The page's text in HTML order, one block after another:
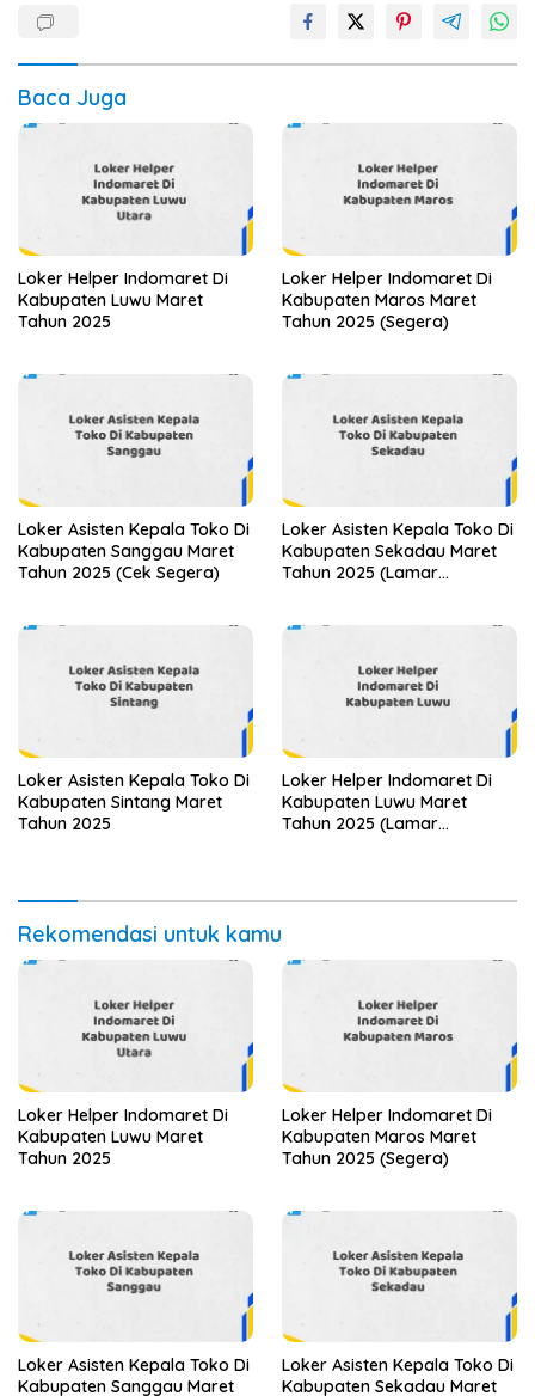
Baca Juga
Loker Helper Indomaret Di
Kabupaten Luwu Maret
Tahun 2025
Loker Helper Indomaret Di
Kabupaten Maros Maret
Tahun 2025 (Segera)
Loker Asisten Kepala Toko Di
Kabupaten Sanggau Maret
Tahun 2025 (Cek Segera)
Loker Asisten Kepala Toko Di
Kabupaten Sekadau Maret
Tahun 2025 (Lamar
Loker Asisten Kepala Toko Di
Kabupaten Sintang Maret
Tahun 2025
Loker Helper Indomaret Di
Kabupaten Luwu Maret
Tahun 2025 (Lamar
Rekomendasi untuk kamu
Loker Helper Indomaret Di
Kabupaten Luwu Maret
Tahun 2025
Loker Helper Indomaret Di
Kabupaten Maros Maret
Tahun 2025 (Segera)
Loker Asisten Kepala Toko Di
Kabupaten Sanggau Maret
Loker Asisten Kepala Toko Di
Kabupaten Sekadau Maret